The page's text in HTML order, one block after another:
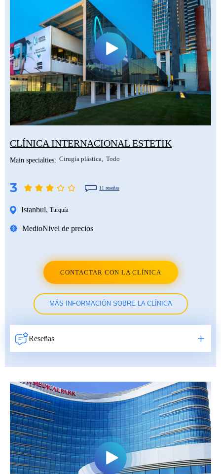
CLÍNICA INTERNACIONAL ESTETIK
Main specialties: Cirugía plástica Todo
3 11 reseñas
Istanbul, Turquía
MedioNivel de precios
CONTACTAR CON LA CLÍNICA
MÁS INFORMACIÓN SOBRE LA CLÍNICA
Reseñas